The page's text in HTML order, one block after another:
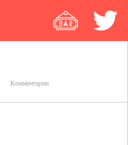
Комментарии